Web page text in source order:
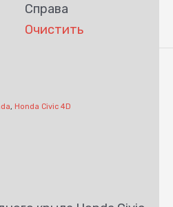
Справа
Очистить
, Honda Civic 4D